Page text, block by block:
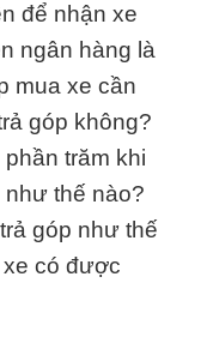
để nhận xe
ngân hàng là
mua xe cần
góp không?
trăm khi
thế nào?
góp như thế
có được